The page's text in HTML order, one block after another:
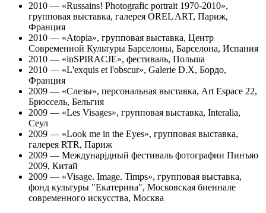
2010 — «Russains! Photografic portrait 1970-2010»,
групповая выставка, галерея OREL ART, Париж,
Франция
2010 — «Atopia», групповая выставка, Центр
Современной Культуры Барселоны, Барселона, Испания
2010 — «inSPIRACJE», фестиваль, Польша
2010 — «L'exquis et l'obscur», Galerie D.X, Бордо,
Франция
2009 — «Слезы», персональная выставка, Art Espace 22,
Брюссель, Бельгия
2009 — «Les Visages», групповая выставка, Interalia,
Сеул
2009 — «Look me in the Eyes», групповая выставка,
галерея RTR, Париж
2009 — Междунарjдный фестиваль фотографии Пинъяо
2009, Китай
2009 — «Visage. Image. Timps», групповая выставка,
фонд культуры "Екатерина", Московская биеннале
современного искусства, Москва